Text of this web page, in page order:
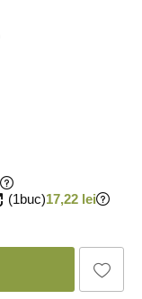
(1buc)17,22 lei